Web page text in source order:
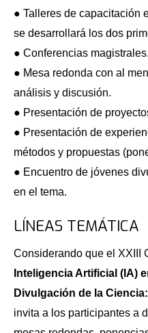
● Talleres de capacitación
se desarrollará los dos
● Conferencias magistrales.
● Mesa redonda con al
análisis y discusión.
● Presentación de
● Presentación de
métodos y propuestas
● Encuentro de jóvenes
en el tema.
LÍNEAS TEMÁTICA
Considerando que el XXIII
Inteligencia Artificial (IA)
Divulgación de la
invita a los participantes a